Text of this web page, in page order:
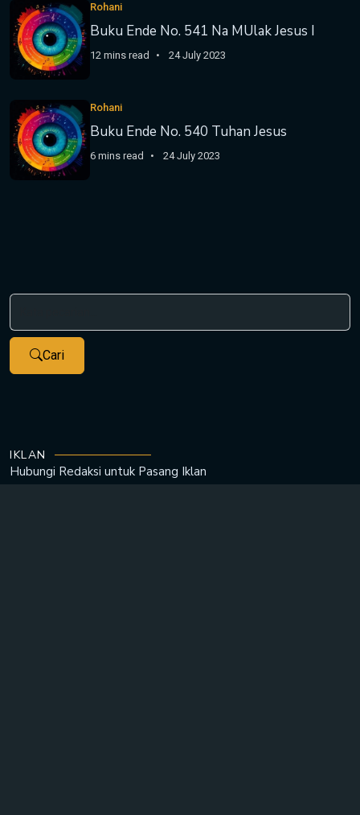
Rohani
Buku Ende No. 541 Na MUlak Jesus I
12 mins read 24 July 2023
Rohani
Buku Ende No. 540 Tuhan Jesus
6 mins read 24 July 2023
Cari
IKLAN
Hubungi Redaksi untuk Pasang Iklan